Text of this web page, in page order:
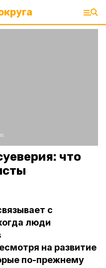
что
с
люди
на развитие
по-прежнему